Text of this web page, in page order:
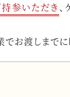
参いただき、
お渡しまでに